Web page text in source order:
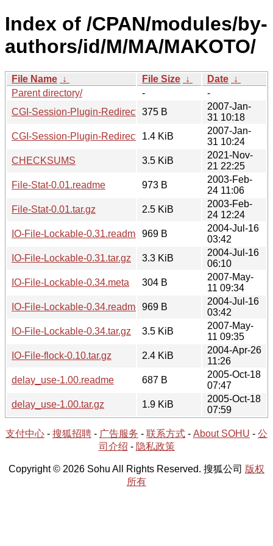
Index of /CPAN/modules/by-
authors/id/M/MA/MAKOTO/
File Name ↓ File Size ↓ Date ↓
Parent directory/
-
-
CGI-Session-Plugin-Redirect-1.01.meta
375 B
2007-Jan-
31 10:18
CGI-Session-Plugin-Redirect-1.01.tar.gz
1.4 KiB
2007-Jan-
31 10:24
CHECKSUMS
3.5 KiB
2021-Nov-
21 22:25
File-Stat-0.01.readme
973 B
2003-Feb-
24 11:06
File-Stat-0.01.tar.gz
2.5 KiB
2003-Feb-
24 12:24
IO-File-Lockable-0.31.readme 969 B
2004-Jul-16
03:42
IO-File-Lockable-0.31.tar.gz
3.3 KiB
2004-Jul-16
06:10
IO-File-Lockable-0.34.meta
304 B
2007-May-
11 09:34
IO-File-Lockable-0.34.readme 969 B
2004-Jul-16
03:42
IO-File-Lockable-0.34.tar.gz
3.5 KiB
2007-May-
11 09:35
IO-File-flock-0.10.tar.gz
2.4 KiB
2004-Apr-26
11:26
delay_use-1.00.readme
687 B
2005-Oct-18
07:47
delay_use-1.00.tar.gz
1.9 KiB
2005-Oct-18
07:59
支付中心 - 搜狐招聘 - 广告服务 - 联系方式 - About SOHU - 公
司介绍 - 隐私政策
Copyright © 2026 Sohu All Rights Reserved. 搜狐公司 版权
所有